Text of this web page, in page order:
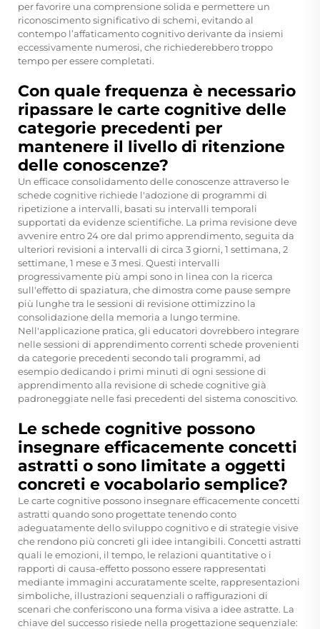
per favorire una comprensione solida e permettere un
riconoscimento significativo di schemi, evitando al
contempo l’affaticamento cognitivo derivante da insiemi
eccessivamente numerosi, che richiederebbero troppo
tempo per essere completati.
Con quale frequenza è necessario
ripassare le carte cognitive delle
categorie precedenti per
mantenere il livello di ritenzione
delle conoscenze?
Un efficace consolidamento delle conoscenze attraverso le
schede cognitive richiede l'adozione di programmi di
ripetizione a intervalli, basati su intervalli temporali
supportati da evidenze scientifiche. La prima revisione deve
avvenire entro 24 ore dal primo apprendimento, seguita da
ulteriori revisioni a intervalli di circa 3 giorni, 1 settimana, 2
settimane, 1 mese e 3 mesi. Questi intervalli
progressivamente più ampi sono in linea con la ricerca
sull'effetto di spaziatura, che dimostra come pause sempre
più lunghe tra le sessioni di revisione ottimizzino la
consolidazione della memoria a lungo termine.
Nell'applicazione pratica, gli educatori dovrebbero integrare
nelle sessioni di apprendimento correnti schede provenienti
da categorie precedenti secondo tali programmi, ad
esempio dedicando i primi minuti di ogni sessione di
apprendimento alla revisione di schede cognitive già
padroneggiate nelle fasi precedenti del sistema conoscitivo.
Le schede cognitive possono
insegnare efficacemente concetti
astratti o sono limitate a oggetti
concreti e vocabolario semplice?
Le carte cognitive possono insegnare efficacemente concetti
astratti quando sono progettate tenendo conto
adeguatamente dello sviluppo cognitivo e di strategie visive
che rendono più concreti gli idee intangibili. Concetti astratti
quali le emozioni, il tempo, le relazioni quantitative o i
rapporti di causa-effetto possono essere rappresentati
mediante immagini accuratamente scelte, rappresentazioni
simboliche, illustrazioni sequenziali o raffigurazioni di
scenari che conferiscono una forma visiva a idee astratte. La
chiave del successo risiede nella progettazione sequenziale: